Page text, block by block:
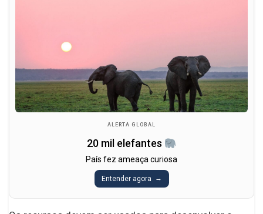
ALERTA GLOBAL
20 mil elefantes
País fez ameaça curiosa
Entender agora